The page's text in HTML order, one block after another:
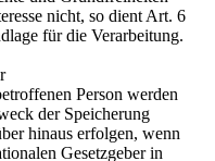
nicht, so dient Art. 6
für die Verarbeitung.
Person werden
der Speicherung
hinaus erfolgen, wenn
Gesetzgeber in